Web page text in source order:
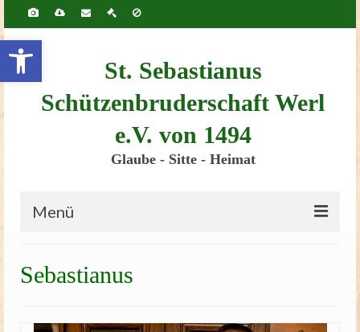
Werkzeugleiste öffnen
springen
St. Sebastianus
Schützenbruderschaft Werl
e.V. von 1494
Glaube - Sitte - Heimat
Menü
Bruderschaft
Schützenscheune
Sebastianus